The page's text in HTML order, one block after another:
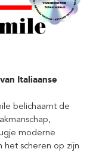
Italiaanse
belichaamt de
moderne
het scheren op zijn